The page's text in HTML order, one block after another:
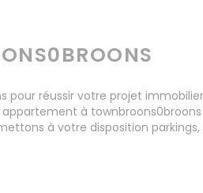
pour réussir votre projet
à
à votre disposition